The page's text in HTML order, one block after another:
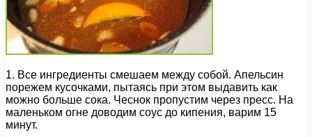
1. Все ингредиенты смешаем между собой. Апельсин
порежем кусочками, пытаясь при этом выдавить как
можно больше сока. Чеснок пропустим через пресс. На
маленьком огне доводим соус до кипения, варим 15
минут.